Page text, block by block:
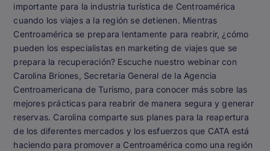
importante para la industria turística de Centroamérica
cuando los viajes a la región se detienen. Mientras
Centroamérica se prepara lentamente para reabrir, ¿cómo
pueden los especialistas en marketing de viajes que se
prepara la recuperación? Escuche nuestro webinar con
Carolina Briones, Secretaria General de la Agencia
Centroamericana de Turismo, para conocer más sobre las
mejores prácticas para reabrir de manera segura y generar
reservas. Carolina comparte sus planes para la reapertura
de los diferentes mercados y los esfuerzos que CATA está
haciendo para promover a Centroamérica como una región